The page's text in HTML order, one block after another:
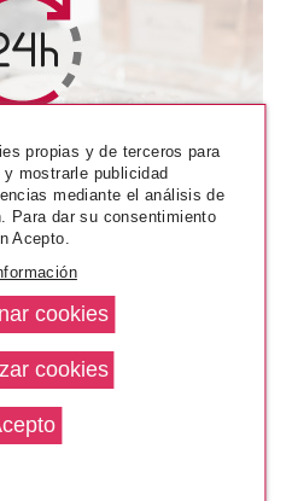
EN
desde
2.60€
propias y de terceros para
mostrarle publicidad
mediante el análisis de
Para dar su consentimiento
Acepto.